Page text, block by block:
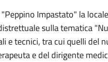
Impastato" la
sulla tematica
e tecnici, tra cui quelli del
e del dirigente